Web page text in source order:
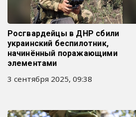
Росгвардейцы в ДНР сбили
украинский беспилотник,
начинённый поражающими
элементами
3 сентября 2025, 09:38